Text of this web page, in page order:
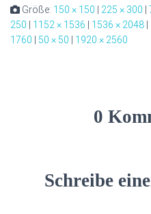
Größe: 150 × 150 225 × 300
250
1152 × 1536 1536 × 2048
1760
50 × 50 1920 × 2560
0
Schreibe